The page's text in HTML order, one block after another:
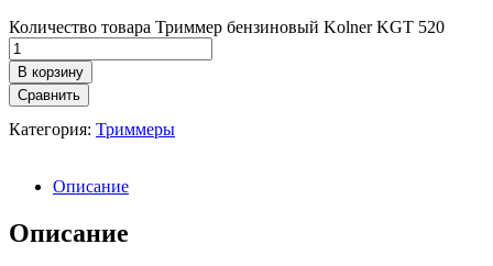
Количество товара Триммер бензиновый Kolner KGT 520
В корзину
Сравнить
Категория: Триммеры
Описание
Описание